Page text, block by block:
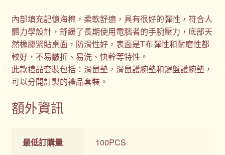
內部填充記憶海棉，柔軟舒適，具有很好的彈性，符合人
體力學設計，舒緩了長期使用電腦者的手腕壓力，底部天
然橡膠緊貼桌面，防滑性好，表面是T布彈性和耐磨性都
較好，不易皺折、易洗、快幹等特性。
此款禮品套裝包括：滑鼠墊，滑鼠護腕墊和鍵盤護腕墊，
可以分開訂製的禮品套裝。
額外資訊
最低訂購量 100PCS